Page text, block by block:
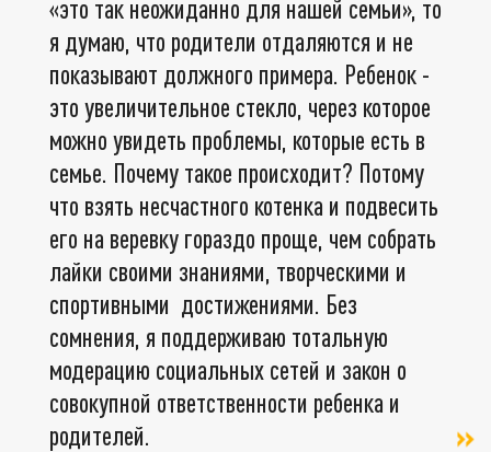
«это так неожиданно для нашей семьи», то
я думаю, что родители отдаляются и не
показывают должного примера. Ребенок -
это увеличительное стекло, через которое
можно увидеть проблемы, которые есть в
семье. Почему такое происходит? Потому
что взять несчастного котенка и подвесить
его на веревку гораздо проще, чем собрать
лайки своими знаниями, творческими и
спортивными достижениями. Без
сомнения, я поддерживаю тотальную
модерацию социальных сетей и закон о
совокупной ответственности ребенка и
родителей.